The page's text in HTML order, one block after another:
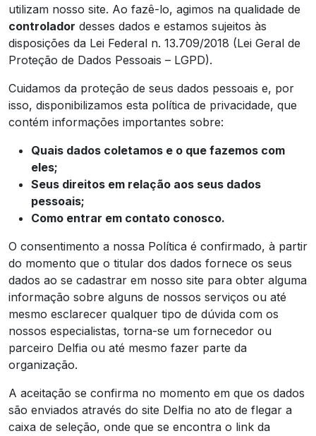
utilizam nosso site. Ao fazê-lo, agimos na qualidade de
controlador desses dados e estamos sujeitos às
disposições da Lei Federal n. 13.709/2018 (Lei Geral de
Proteção de Dados Pessoais – LGPD).
Cuidamos da proteção de seus dados pessoais e, por
isso, disponibilizamos esta política de privacidade, que
contém informações importantes sobre:
Quais dados coletamos e o que fazemos com
eles;
Seus direitos em relação aos seus dados
pessoais;
Como entrar em contato conosco.
O consentimento a nossa Política é confirmado, à partir
do momento que o titular dos dados fornece os seus
dados ao se cadastrar em nosso site para obter alguma
informação sobre alguns de nossos serviços ou até
mesmo esclarecer qualquer tipo de dúvida com os
nossos especialistas, torna-se um fornecedor ou
parceiro Delfia ou até mesmo fazer parte da
organização.
A aceitação se confirma no momento em que os dados
são enviados através do site Delfia no ato de flegar a
caixa de seleção, onde que se encontra o link da